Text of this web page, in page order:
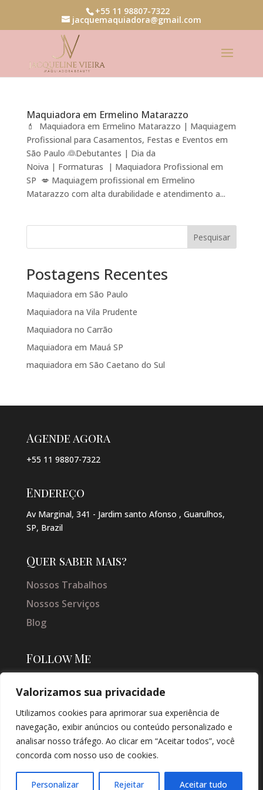
Valorizamos sua privacidade
Utilizamos cookies para aprimorar sua experiência de
navegação, exibir anúncios ou conteúdo personalizado e
analisar nosso tráfego. Ao clicar em “Aceitar todos”, você
concorda com nosso uso de cookies.
Personalizar Rejeitar Aceitar tudo
+55 11 98807-7322
jacquemaquiadora@gmail.com
Maquiadora em Ermelino Matarazzo
💄 Maquiadora em Ermelino Matarazzo | Maquiagem
Profissional para Casamentos, Festas e Eventos em
São Paulo 👰Debutantes | Dia da
Noiva | Formaturas | Maquiadora Profissional em
SP 💋 Maquiagem profissional em Ermelino
Matarazzo com alta durabilidade e atendimento a...
Pesquisar
Postagens Recentes
Maquiadora em São Paulo
Maquiadora na Vila Prudente
Maquiadora no Carrão
Maquiadora em Mauá SP
maquiadora em São Caetano do Sul
Agende agora
+55 11 98807-7322
Endereço
Av Marginal, 341 - Jardim santo Afonso , Guarulhos,
SP, Brazil
Quer saber mais?
Nossos Trabalhos
Nossos Serviços
Blog
Follow Me
SOLUÇÕES DIGITAIS |
CRIAÇÃO DE SITES